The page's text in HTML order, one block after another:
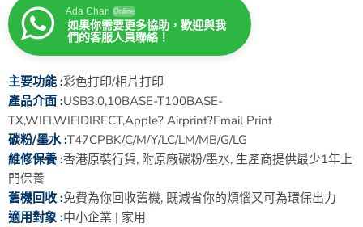
Ada Chan Online
如果你需要更多協助，歡迎與我
們的客服人員聯絡！
主要功能 :彩色打印/相片打印
產品介面 :USB3.0,10BASE-T100BASE-
TX,WIFI,WIFIDIRECT,Apple? Airprint?Email Print
碳粉/墨水 :T47CPBK/C/M/Y/LC/LM/MB/G/LG
維修保養 :香港原裝行貨, 附原廠碳粉/墨水, 生產商提供最少1年上
門保養
舊機回收 :免費為你回收舊機, 既減省你的煩惱又可為環保出力
適用對象 :中小企業 | 家用